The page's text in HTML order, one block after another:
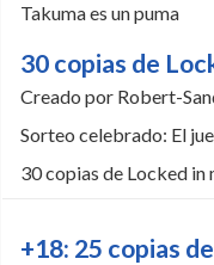
Takuma es un puma
30 copias de
Creado por Robert-
Sorteo celebrado: El
30 copias de Locked in
+18: 25 copias